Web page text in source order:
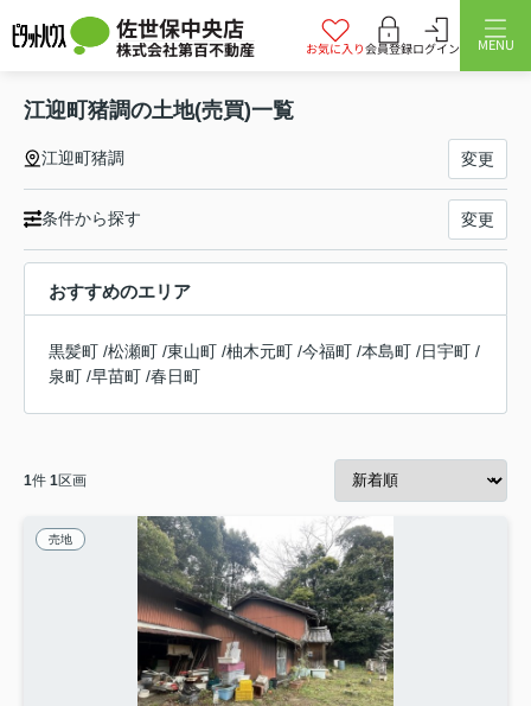
佐世保中央店
株式会社第百不動産 お気に入り会員登録ログイン MENU
江迎町猪調の土地(売買)一覧
江迎町猪調 変更
条件から探す 変更
おすすめのエリア
黒髪町 /松瀬町 /東山町 /柚木元町 /今福町 /本島町 /日宇町 /
泉町 /早苗町 /春日町
1件 1区画
売地